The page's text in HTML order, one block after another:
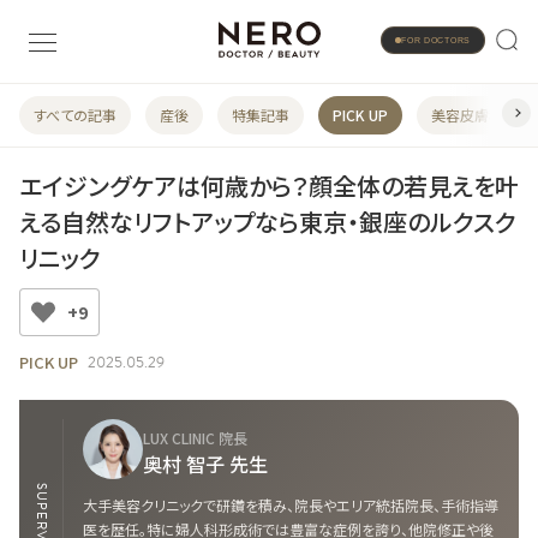
FOR DOCTORS
すべての記事 産後 特集記事 PICK UP 美容皮膚科
エイジングケアは何歳から？顔全体の若見えを叶
える自然なリフトアップなら東京・銀座のルクスク
リニック
+9
PICK UP 2025.05.29
LUX CLINIC 院長
奥村 智子 先生
大手美容クリニックで研鑽を積み、院長やエリア統括院長、手術指導
医を歴任。特に婦人科形成術では豊富な症例を誇り、他院修正や後